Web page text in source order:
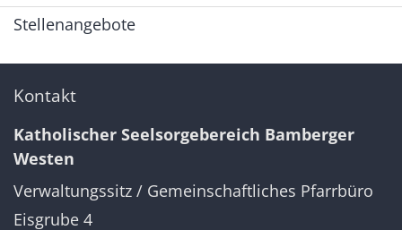
Stellenangebote
Kontakt
Katholischer Seelsorgebereich Bamberger
Westen
Verwaltungssitz / Gemeinschaftliches Pfarrbüro
Eisgrube 4